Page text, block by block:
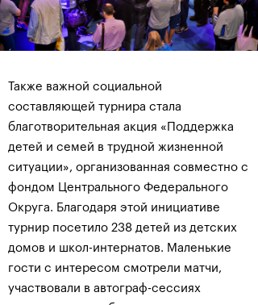
Также важной социальной
составляющей турнира стала
благотворительная акция «Поддержка
детей и семей в трудной жизненной
ситуации», организованная совместно с
фондом Центрального Федерального
Округа. Благодаря этой инициативе
турнир посетило 238 детей из детских
домов и школ-интернатов. Маленькие
гости с интересом смотрели матчи,
участвовали в автограф-сессиях